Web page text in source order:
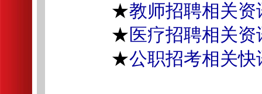
★教师招聘相关资
★医疗招聘相关资
★公职招考相关快